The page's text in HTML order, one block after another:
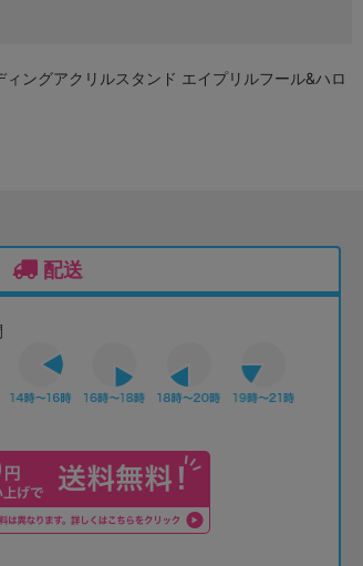
ングアクリルスタンド エイプリルフール&ハロ
配送